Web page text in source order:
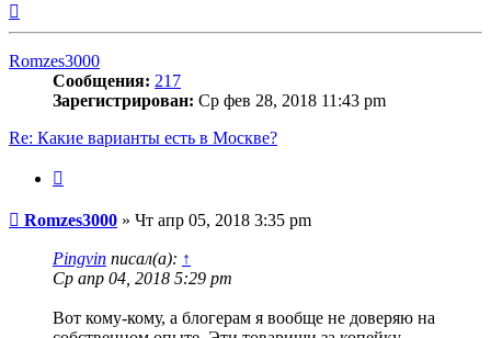
Romzes3000
Сообщения: 217
Зарегистрирован: Ср фев 28, 2018 11:43 pm
Re: Какие варианты есть в Москве?
Сообщение
Romzes3000 » Чт апр 05, 2018 3:35 pm
Pingvin писал(а): ↑
Ср апр 04, 2018 5:29 pm
Вот кому-кому, а блогерам я вообще не доверяю на